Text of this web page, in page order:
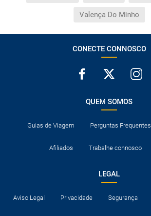
Valença Do Minho
CONECTE CONNOSCO
QUEM SOMOS
Guias de Viagem Perguntas Frequentes
Afiliados Trabalhe connosco
LEGAL
Aviso Legal Privacidade Segurança